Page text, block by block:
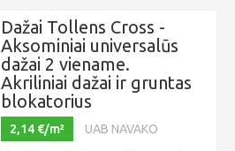
Dažai Tollens Cross -
Aksominiai universalūs
dažai 2 viename.
Akriliniai dažai ir gruntas
blokatorius
2,14 €/m² UAB NAVAKO